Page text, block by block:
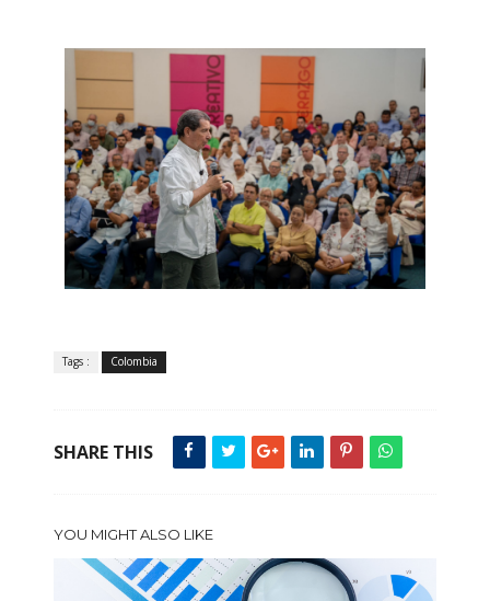
Tags : Colombia
SHARE THIS
YOU MIGHT ALSO LIKE